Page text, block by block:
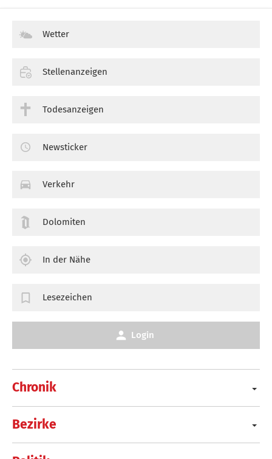
Chronik
Bezirke
Wetter
Stellenanzeigen
Todesanzeigen
Newsticker
Verkehr
Dolomiten
In der Nähe
Lesezeichen
Login